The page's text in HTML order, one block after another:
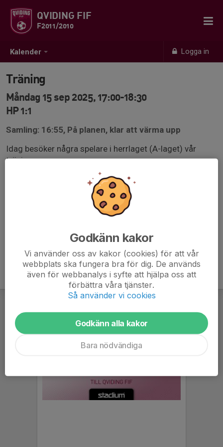
Kalender Logga in
QVIDING FIF
F2011/2010
Träning
Måndag 15 sep 2025, 17:00-18:30
HP 1:1
Samling: 16:55, På planen, klar att värma upp
Idag besöker några spelare i herrlaget (A-laget) vår
träning.
Vi tränar ungefär som vanligt, men får lite tips av dem
Godkänn kakor
Vi använder oss av kakor (cookies) för att vår
webbplats ska fungera bra för dig. De används
även för webbanalys i syfte att hjälpa oss att
förbättra våra tjänster.
Så använder vi cookies
Godkänn alla kakor
Bara nödvändiga